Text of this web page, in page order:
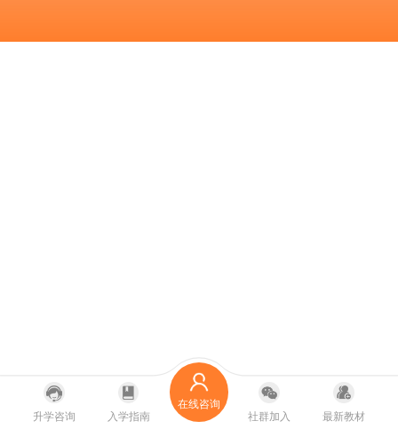
升学咨询 入学指南
在线咨询
社群加入
最新教材